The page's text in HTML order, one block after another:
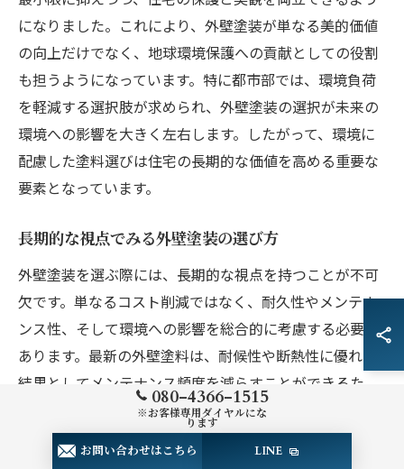
になりました。これにより、外壁塗装が単なる美的価値
の向上だけでなく、地球環境保護への貢献としての役割
も担うようになっています。特に都市部では、環境負荷
を軽減する選択肢が求められ、外壁塗装の選択が未来の
環境への影響を大きく左右します。したがって、環境に
配慮した塗料選びは住宅の長期的な価値を高める重要な
要素となっています。
長期的な視点でみる外壁塗装の選び方
外壁塗装を選ぶ際には、長期的な視点を持つことが不可
欠です。単なるコスト削減ではなく、耐久性やメンテナ
ンス性、そして環境への影響を総合的に考慮する必要が
あります。最新の外壁塗料は、耐候性や断熱性に優れ、
結果としてメンテナンス頻度を減らすことができるた
め、初期費用は若干高めでも、長期的には経済的です。
外壁塗装は住宅の寿命を延ばすだけでなく、住環境の快
適性を左右する重要な要素であるため、選択肢を慎重に
080-4366-1515
※お客様専用ダイヤルにな
ります
お問い合わせはこちら LINE